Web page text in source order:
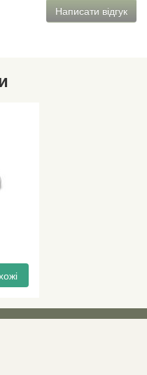
Написати відгук